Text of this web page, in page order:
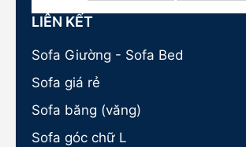
LIÊN KẾT
Sofa Giường - Sofa Bed
Sofa giá rẻ
Sofa băng (văng)
Sofa góc chữ L